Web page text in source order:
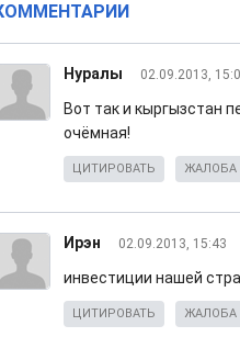
Нуралы 02.09.2013,
Вот так и кыргызстан
очёмная!
ЦИТИРОВАТЬ ЖАЛОБА
Ирэн 02.09.2013, 15:43
инвестиции нашей
ЦИТИРОВАТЬ ЖАЛОБА